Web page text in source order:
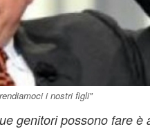
i nostri figli"
genitori possono fare è